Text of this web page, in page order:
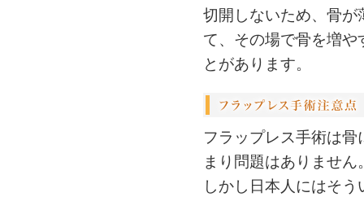
切開しないため、骨が
て、その場で骨を増
とがあります。
フラップレス手術は
まり問題はありません
しかし日本人にはそ